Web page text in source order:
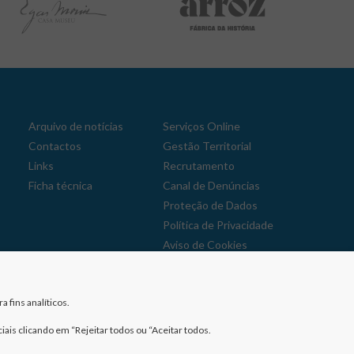
Arquivo de notícias
Contactos
Links
Ficha técnica
Serviços Online
Gestão Territorial
Recrutamento
Canal de Denúncias
Proteção de Dados
Política de Privacidade
Aviso de Cookies
fins analíticos.
clicando em “Rejeitar todos ou “Aceitar todos.